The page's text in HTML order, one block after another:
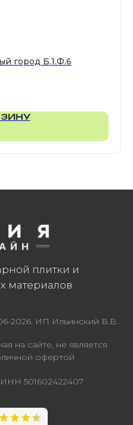
город Б.1.Ф.6